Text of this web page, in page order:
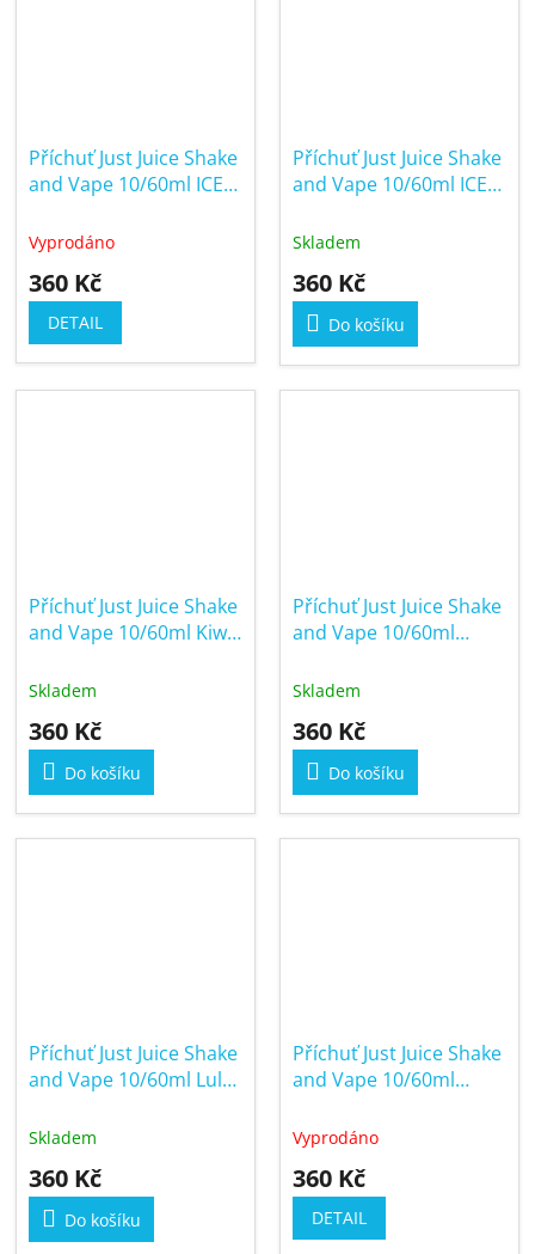
Příchuť Just Juice Shake
and Vape 10/60ml ICE
Vyprodáno
360 Kč
DETAIL
Příchuť Just Juice Shake
and Vape 10/60ml ICE
Skladem
360 Kč
Do košíku
Příchuť Just Juice Shake
and Vape 10/60ml Kiwi
Skladem
360 Kč
Do košíku
Příchuť Just Juice Shake
and Vape 10/60ml
Skladem
360 Kč
Do košíku
Příchuť Just Juice Shake
and Vape 10/60ml Lulo
Skladem
360 Kč
Do košíku
Příchuť Just Juice Shake
and Vape 10/60ml
Vyprodáno
360 Kč
DETAIL